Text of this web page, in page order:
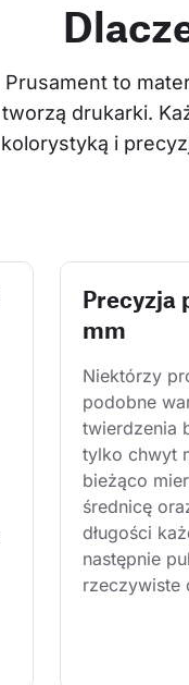
Prusament to
tworzą drukarki.
kolorystyką i
Precyzja
mm
Niektórzy
podobne
twierdzenia
tylko chwyt
bieżąco
średnicę
długości
następnie
rzeczywiste